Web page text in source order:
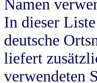
Namen
In dieser
deutsche
liefert
verwendeten